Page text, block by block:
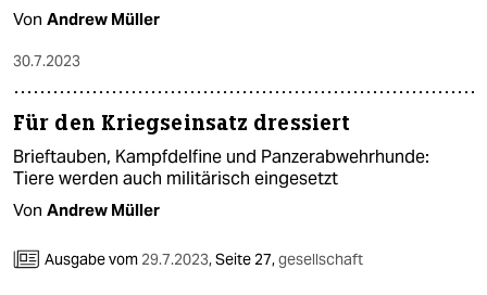
Von Andrew Müller
30.7.2023
Für den Kriegseinsatz dressiert
Brieftauben, Kampfdelfine und Panzerabwehrhunde:
Tiere werden auch militärisch eingesetzt
Von Andrew Müller
Ausgabe vom 29.7.2023,Seite 27,gesellschaft